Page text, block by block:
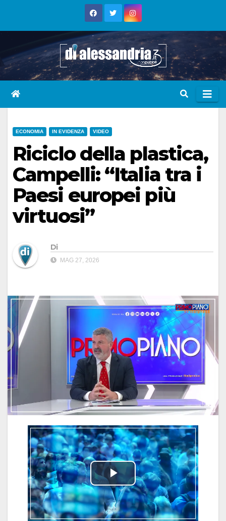
ECONOMIA IN EVIDENZA VIDEO
Riciclo della plastica,
Campelli: “Italia tra i
Paesi europei più
virtuosi”
Di
MAG 27, 2026
P
l